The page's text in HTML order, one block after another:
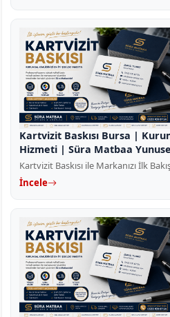
Kartvizit Baskısı Bursa |
Hizmeti | Süra Matbaa
Kartvizit Baskısı ile Markanızı İlk
İncele